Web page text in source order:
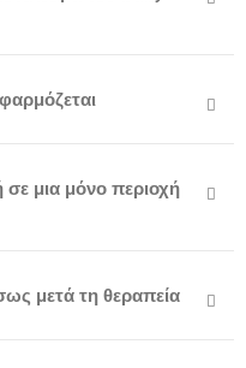
μια μόνο περιοχή
μετά τη θεραπεία